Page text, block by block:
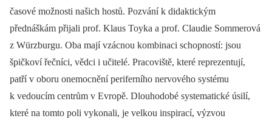
časové možnosti našich hostů. Pozvání k didaktickým
přednáškám přijali prof. Klaus Toyka a prof. Claudie Sommerová
z Würzburgu. Oba mají vzácnou kombinaci schopností: jsou
špičkoví řečníci, vědci i učitelé. Pracoviště, které reprezentují,
patří v oboru onemocnění periferního nervového systému
k vedoucím centrům v Evropě. Dlouhodobé systematické úsilí,
které na tomto poli vykonali, je velkou inspirací, výzvou